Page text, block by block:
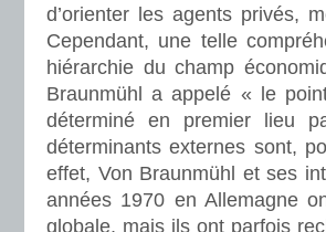
d’orienter les agents privés,
Cependant, une telle
hiérarchie du champ
Braunmühl a appelé « le
déterminé en premier lieu
déterminants externes sont,
effet, Von Braunmühl et ses
années 1970 en Allemagne
globale, mais ils ont parfois